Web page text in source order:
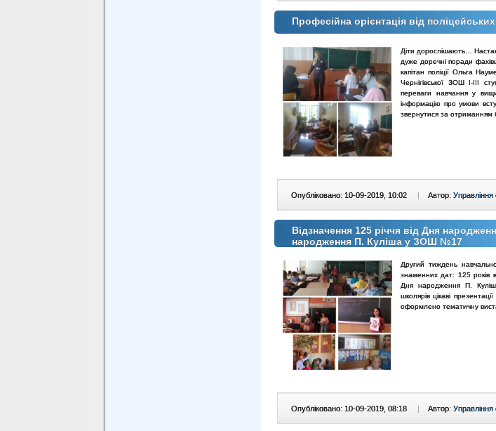
Професійна орієнтація від поліцейських
Діти дорослішають…
дуже доречні поради
капітан поліції Ольга
Чернігівської ЗОШ І-ІІІ
переваги навчання у
інформацію про умови
звернутися за отриманням
Опубліковано: 10-09-2019, 10:02 | Автор: Управління
Відзначення 125 річчя від Дня
народження П. Куліша у ЗОШ №17
Другий тиждень
знаменних дат: 125 років
Дня народження П.
школярів цікаві
оформлено тематичну
Опубліковано: 10-09-2019, 08:18 | Автор: Управління